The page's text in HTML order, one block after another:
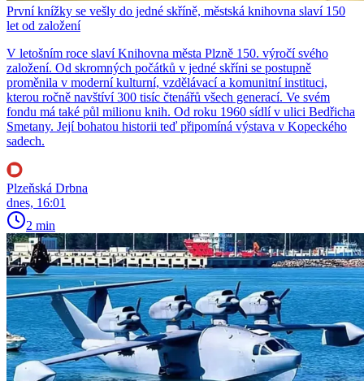
První knížky se vešly do jedné skříně, městská knihovna slaví 150
let od založení
V letošním roce slaví Knihovna města Plzně 150. výročí svého
založení. Od skromných počátků v jedné skříni se postupně
proměnila v moderní kulturní, vzdělávací a komunitní instituci,
kterou ročně navštíví 300 tisíc čtenářů všech generací. Ve svém
fondu má také půl milionu knih. Od roku 1960 sídlí v ulici Bedřicha
Smetany. Její bohatou historii teď připomíná výstava v Kopeckého
sadech.
Plzeňská Drbna
dnes, 16:01
2 min